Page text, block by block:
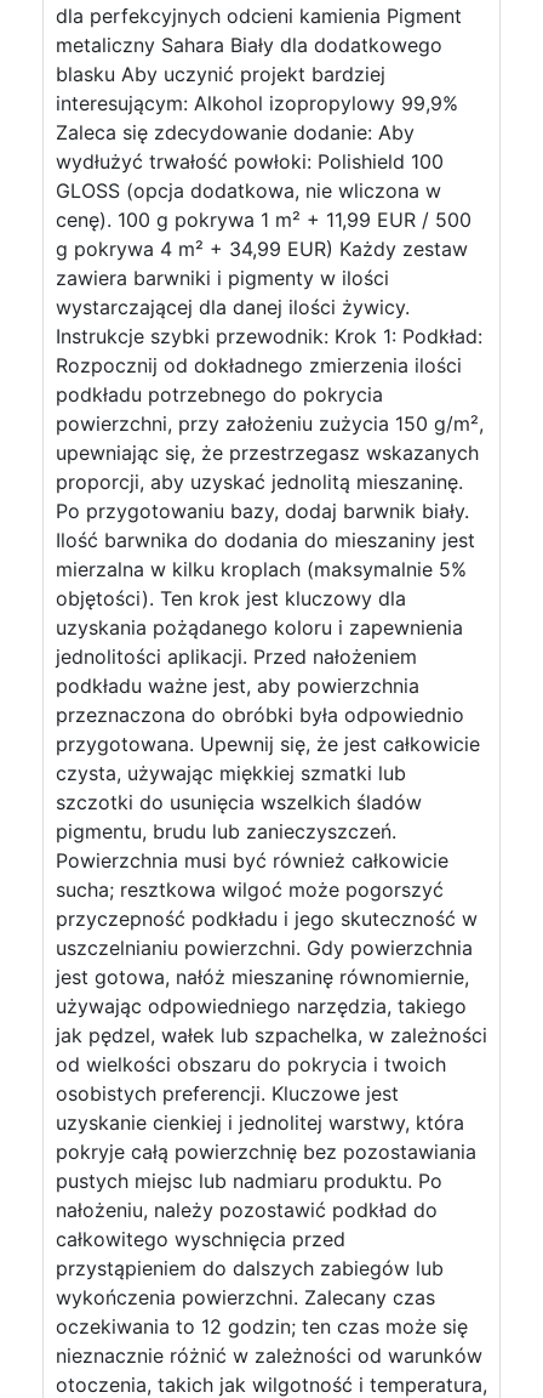
dla perfekcyjnych odcieni kamienia Pigment
metaliczny Sahara Biały dla dodatkowego
blasku Aby uczynić projekt bardziej
interesującym: Alkohol izopropylowy 99,9%
Zaleca się zdecydowanie dodanie: Aby
wydłużyć trwałość powłoki: Polishield 100
GLOSS (opcja dodatkowa, nie wliczona w
cenę). 100 g pokrywa 1 m² + 11,99 EUR / 500
g pokrywa 4 m² + 34,99 EUR) Każdy zestaw
zawiera barwniki i pigmenty w ilości
wystarczającej dla danej ilości żywicy.
Instrukcje szybki przewodnik: Krok 1: Podkład:
Rozpocznij od dokładnego zmierzenia ilości
podkładu potrzebnego do pokrycia
powierzchni, przy założeniu zużycia 150 g/m²,
upewniając się, że przestrzegasz wskazanych
proporcji, aby uzyskać jednolitą mieszaninę.
Po przygotowaniu bazy, dodaj barwnik biały.
Ilość barwnika do dodania do mieszaniny jest
mierzalna w kilku kroplach (maksymalnie 5%
objętości). Ten krok jest kluczowy dla
uzyskania pożądanego koloru i zapewnienia
jednolitości aplikacji. Przed nałożeniem
podkładu ważne jest, aby powierzchnia
przeznaczona do obróbki była odpowiednio
przygotowana. Upewnij się, że jest całkowicie
czysta, używając miękkiej szmatki lub
szczotki do usunięcia wszelkich śladów
pigmentu, brudu lub zanieczyszczeń.
Powierzchnia musi być również całkowicie
sucha; resztkowa wilgoć może pogorszyć
przyczepność podkładu i jego skuteczność w
uszczelnianiu powierzchni. Gdy powierzchnia
jest gotowa, nałóż mieszaninę równomiernie,
używając odpowiedniego narzędzia, takiego
jak pędzel, wałek lub szpachelka, w zależności
od wielkości obszaru do pokrycia i twoich
osobistych preferencji. Kluczowe jest
uzyskanie cienkiej i jednolitej warstwy, która
pokryje całą powierzchnię bez pozostawiania
pustych miejsc lub nadmiaru produktu. Po
nałożeniu, należy pozostawić podkład do
całkowitego wyschnięcia przed
przystąpieniem do dalszych zabiegów lub
wykończenia powierzchni. Zalecany czas
oczekiwania to 12 godzin; ten czas może się
nieznacznie różnić w zależności od warunków
otoczenia, takich jak wilgotność i temperatura,